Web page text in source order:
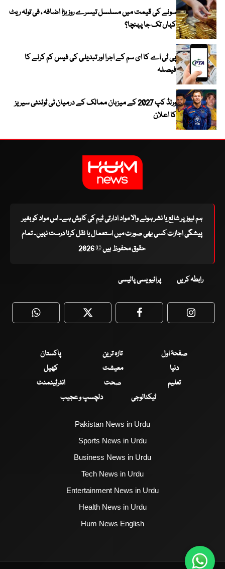
سونے کی قیمت میں مسلسل تیسرے روز بڑا اضافہ ، فی تولہ ریٹ
کہاں تک جا پہنچا؟
پی ٹی اے کا ای سم کے اجرا اور تبدیلی کی فیس کم کرنے کا
فیصلہ
ورلڈ کپ 2027 کے میزبان ممالک کے درمیان ٹی ٹوئنٹی سیریز
کا اعلان
ہم نیوز پر شائع یا نشر ہونے والا مواد ادارتی ٹیم کی کاوش ہے۔ اس مواد کو بغیر
پیشگی اجازت کسی بھی صورت میں استعمال یا نقل کرنا درست نہیں۔ تمام
حقوق محفوظ ہیں © 2026
رابطہ کریں پرائیویسی پالیسی
WhatsApp Twitter Facebook
صفحۂ اول تازہ ترین
پاکستان
دنیا
معیشت
کھیل
تعلیم
صحت
انٹرٹینمنٹ
ٹیکنالوجی
دلچسپ و عجیب
Pakistan News in Urdu
Sports News in Urdu
Business News in Urdu
Tech News in Urdu
Entertainment News in Urdu
Health News in Urdu
Hum News English